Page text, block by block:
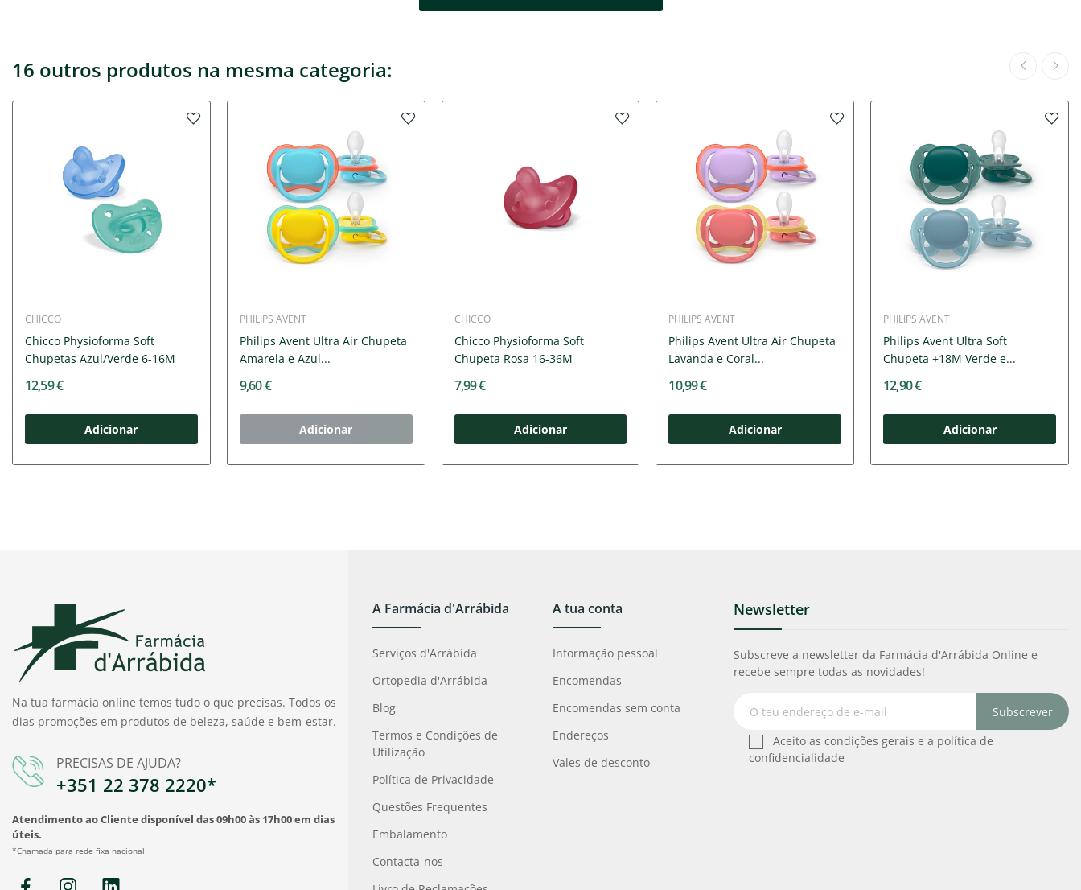
16 outros produtos na mesma categoria:
CHICCO
Chicco Physioforma Soft
Chupetas Azul/Verde 6-16M
12,59 €
Adicionar
PHILIPS AVENT
Philips Avent Ultra Air Chupeta
Amarela e Azul...
9,60 €
Adicionar
CHICCO
Chicco Physioforma Soft
Chupeta Rosa 16-36M
7,99 €
Adicionar
PHILIPS AVENT
Philips Avent Ultra Air Chupeta
Lavanda e Coral...
10,99 €
Adicionar
PHILIPS AVENT
Philips Avent Ultra Soft
Chupeta +18M Verde e...
12,90 €
Adicionar
Na tua farmácia online temos tudo o que precisas. Todos os
dias promoções em produtos de beleza, saúde e bem-estar.
PRECISAS DE AJUDA?
+351 22 378 2220*
Atendimento ao Cliente disponível das 09h00 às 17h00 em dias
úteis.
*Chamada para rede fixa nacional
A Farmácia d'Arrábida
Serviços d'Arrábida
Ortopedia d'Arrábida
Blog
Termos e Condições de
Utilização
Política de Privacidade
Questões Frequentes
Embalamento
Contacta-nos
A tua conta
Informação pessoal
Encomendas
Encomendas sem conta
Endereços
Vales de desconto
Newsletter
Subscreve a newsletter da Farmácia d'Arrábida Online e
recebe sempre todas as novidades!
Subscrever
Aceito as condições gerais e a política de
confidencialidade